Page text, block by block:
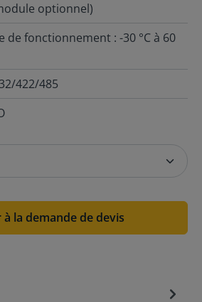
optionnel)
de fonctionnement : -30 °C à 60
422/485
la demande de devis